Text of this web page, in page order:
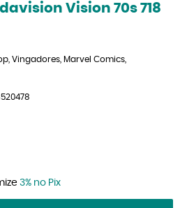
Vision 70s 718
Vingadores Marvel Comics
3% no Pix